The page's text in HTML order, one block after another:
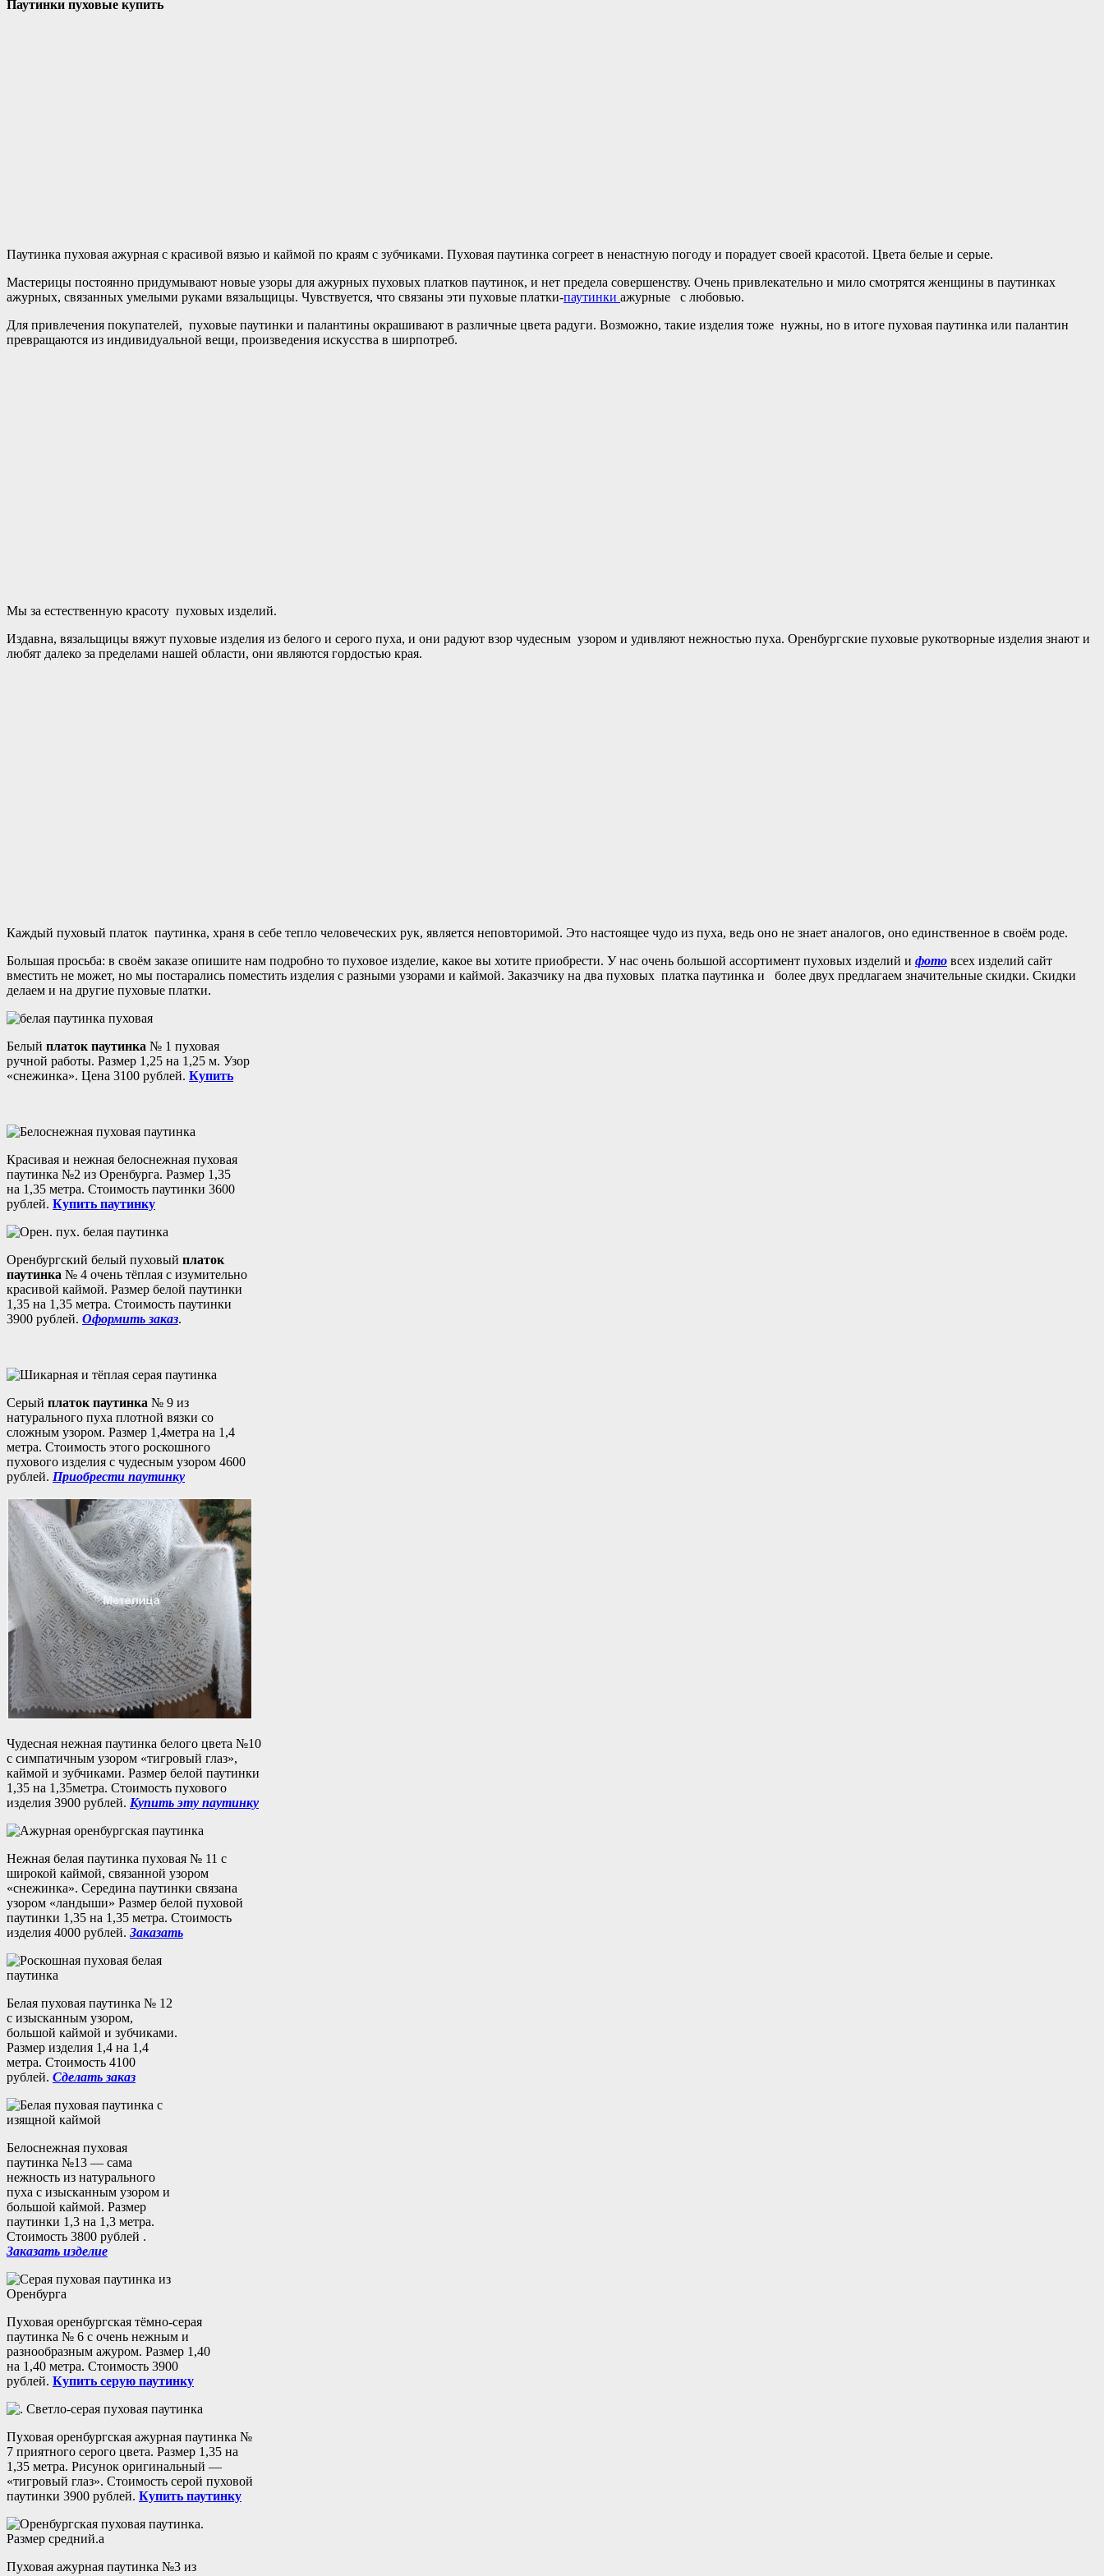
Паутинки пуховые купить
Паутинка пуховая ажурная с красивой вязью и каймой по краям с зубчиками. Пуховая паутинка согреет в ненастную погоду и порадует своей красотой. Цвета белые и серые.
Мастерицы постоянно придумывают новые узоры для ажурных пуховых платков паутинок, и нет предела совершенству. Очень привлекательно и мило смотрятся женщины в паутинках
ажурных, связанных умелыми руками вязальщицы. Чувствуется, что связаны эти пуховые платки-паутинки ажурные с любовью.
Для привлечения покупателей, пуховые паутинки и палантины окрашивают в различные цвета радуги. Возможно, такие изделия тоже нужны, но в итоге пуховая паутинка или палантин
превращаются из индивидуальной вещи, произведения искусства в ширпотреб.
Мы за естественную красоту пуховых изделий.
Издавна, вязальщицы вяжут пуховые изделия из белого и серого пуха, и они радуют взор чудесным узором и удивляют нежностью пуха. Оренбургские пуховые рукотворные изделия знают и
любят далеко за пределами нашей области, они являются гордостью края.
Каждый пуховый платок паутинка, храня в себе тепло человеческих рук, является неповторимой. Это настоящее чудо из пуха, ведь оно не знает аналогов, оно единственное в своём роде.
Большая просьба: в своём заказе опишите нам подробно то пуховое изделие, какое вы хотите приобрести. У нас очень большой ассортимент пуховых изделий и фото всех изделий сайт
вместить не может, но мы постарались поместить изделия с разными узорами и каймой. Заказчику на два пуховых платка паутинка и более двух предлагаем значительные скидки. Скидки
делаем и на другие пуховые платки.
Белый платок паутинка № 1 пуховая
ручной работы. Размер 1,25 на 1,25 м. Узор
«снежинка». Цена 3100 рублей. Купить
Красивая и нежная белоснежная пуховая
паутинка №2 из Оренбурга. Размер 1,35
на 1,35 метра. Стоимость паутинки 3600
рублей. Купить паутинку
Оренбургский белый пуховый платок
паутинка № 4 очень тёплая с изумительно
красивой каймой. Размер белой паутинки
1,35 на 1,35 метра. Стоимость паутинки
3900 рублей. Оформить заказ.
Серый платок паутинка № 9 из
натурального пуха плотной вязки со
сложным узором. Размер 1,4метра на 1,4
метра. Стоимость этого роскошного
пухового изделия с чудесным узором 4600
рублей. Приобрести паутинку
Чудесная нежная паутинка белого цвета №10
с симпатичным узором «тигровый глаз»,
каймой и зубчиками. Размер белой паутинки
1,35 на 1,35метра. Стоимость пухового
изделия 3900 рублей. Купить эту паутинку
Нежная белая паутинка пуховая № 11 с
широкой каймой, связанной узором
«снежинка». Середина паутинки связана
узором «ландыши» Размер белой пуховой
паутинки 1,35 на 1,35 метра. Стоимость
изделия 4000 рублей. Заказать
Белая пуховая паутинка № 12
с изысканным узором,
большой каймой и зубчиками.
Размер изделия 1,4 на 1,4
метра. Стоимость 4100
рублей. Сделать заказ
Белоснежная пуховая
паутинка №13 — сама
нежность из натурального
пуха с изысканным узором и
большой каймой. Размер
паутинки 1,3 на 1,3 метра.
Стоимость 3800 рублей .
Заказать изделие
Пуховая оренбургская тёмно-серая
паутинка № 6 с очень нежным и
разнообразным ажуром. Размер 1,40
на 1,40 метра. Стоимость 3900
рублей. Купить серую паутинку
Пуховая оренбургская ажурная паутинка №
7 приятного серого цвета. Размер 1,35 на
1,35 метра. Рисунок оригинальный —
«тигровый глаз». Стоимость серой пуховой
паутинки 3900 рублей. Купить паутинку
Пуховая ажурная паутинка №3 из